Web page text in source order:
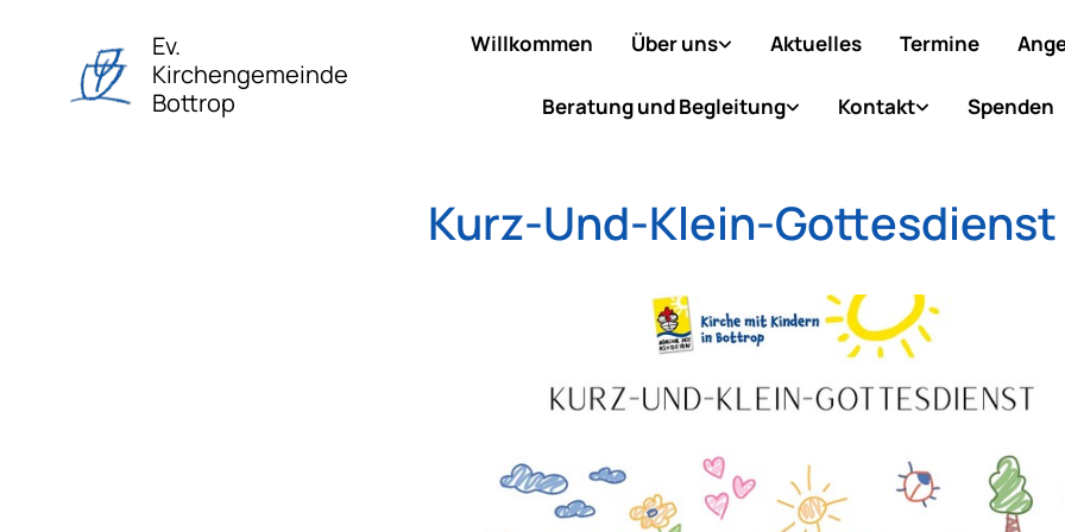
Ev.
Kirchengemeinde
Bottrop
Willkommen Über uns Aktuelles Termine
Beratung und Begleitung Kontakt Spenden
Kurz-Und-Klein-Gottesdienst